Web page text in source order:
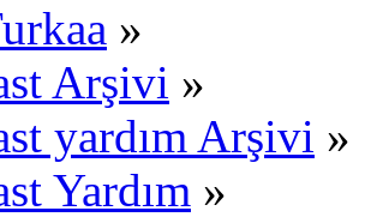
»
Arşivi »
yardım Arşivi »
Yardım »